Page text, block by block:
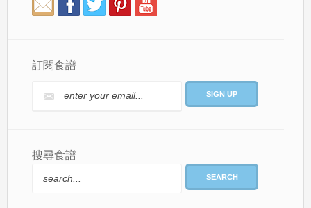
訂閱食譜
搜尋食譜
SEARCH